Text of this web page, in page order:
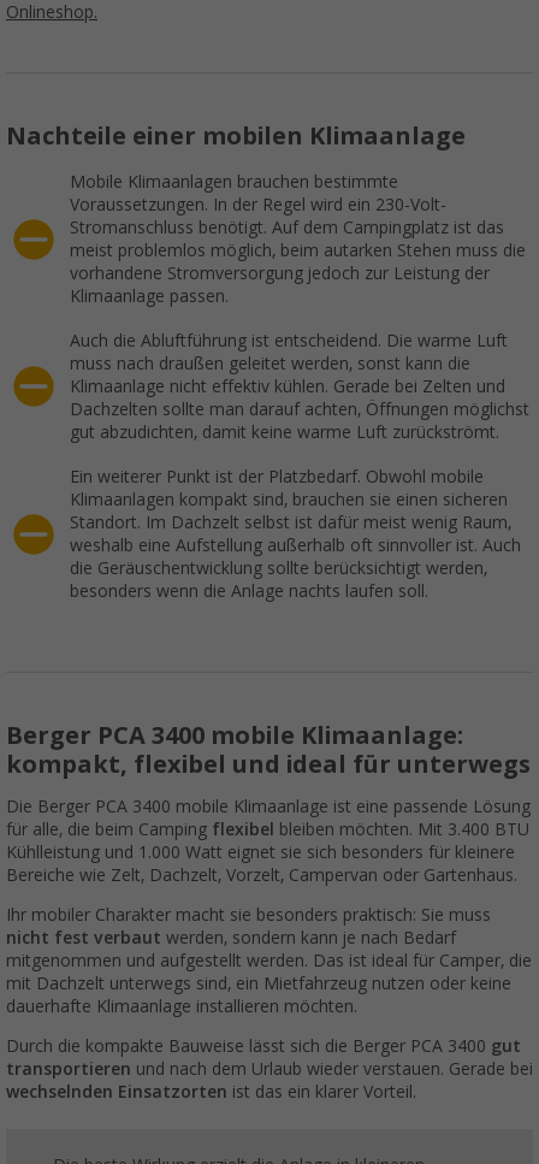
Onlineshop.
Nachteile einer mobilen Klimaanlage
Mobile Klimaanlagen brauchen bestimmte
Voraussetzungen. In der Regel wird ein 230-Volt-
Stromanschluss benötigt. Auf dem Campingplatz ist das
meist problemlos möglich, beim autarken Stehen muss die
vorhandene Stromversorgung jedoch zur Leistung der
Klimaanlage passen.
Auch die Abluftführung ist entscheidend. Die warme Luft
muss nach draußen geleitet werden, sonst kann die
Klimaanlage nicht effektiv kühlen. Gerade bei Zelten und
Dachzelten sollte man darauf achten, Öffnungen möglichst
gut abzudichten, damit keine warme Luft zurückströmt.
Ein weiterer Punkt ist der Platzbedarf. Obwohl mobile
Klimaanlagen kompakt sind, brauchen sie einen sicheren
Standort. Im Dachzelt selbst ist dafür meist wenig Raum,
weshalb eine Aufstellung außerhalb oft sinnvoller ist. Auch
die Geräuschentwicklung sollte berücksichtigt werden,
besonders wenn die Anlage nachts laufen soll.
Berger PCA 3400 mobile Klimaanlage:
kompakt, flexibel und ideal für unterwegs
Die Berger PCA 3400 mobile Klimaanlage ist eine passende Lösung
für alle, die beim Camping flexibel
bleiben möchten. Mit 3.400 BTU
Kühlleistung und 1.000 Watt eignet sie sich besonders für kleinere
Bereiche wie Zelt, Dachzelt, Vorzelt, Campervan oder Gartenhaus.
Ihr mobiler Charakter macht sie besonders praktisch: Sie muss
nicht fest verbaut werden, sondern kann je nach Bedarf
mitgenommen und aufgestellt werden. Das ist ideal für Camper, die
mit Dachzelt unterwegs sind, ein Mietfahrzeug nutzen oder keine
dauerhafte Klimaanlage installieren möchten.
Durch die kompakte Bauweise lässt sich die Berger PCA 3400 gut
transportieren und nach dem Urlaub wieder verstauen. Gerade bei
wechselnden Einsatzorten ist das ein klarer Vorteil.